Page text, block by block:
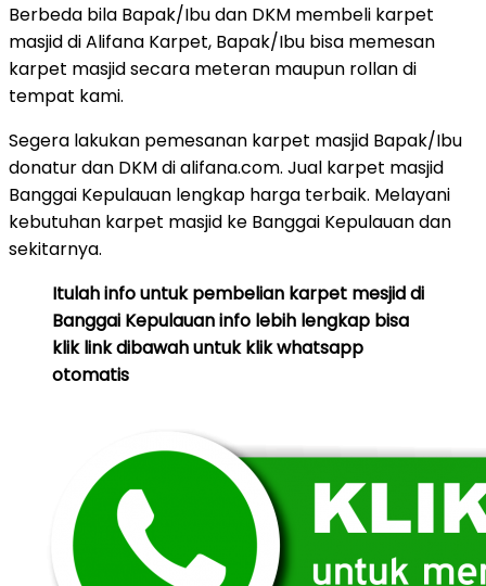
Berbeda bila Bapak/Ibu dan DKM membeli karpet
masjid di Alifana Karpet, Bapak/Ibu bisa memesan
karpet masjid secara meteran maupun rollan di
tempat kami.
Segera lakukan pemesanan karpet masjid Bapak/Ibu
donatur dan DKM di alifana.com. Jual karpet masjid
Banggai Kepulauan lengkap harga terbaik. Melayani
kebutuhan karpet masjid ke Banggai Kepulauan dan
sekitarnya.
Itulah info untuk pembelian karpet mesjid di
Banggai Kepulauan info lebih lengkap bisa
klik link dibawah untuk klik whatsapp
otomatis